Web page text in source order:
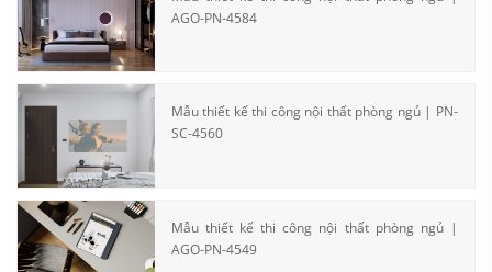
AGO-PN-4584
Mẫu thiết kế thi công nội thất phòng ngủ | PN-
SC-4560
Mẫu thiết kế thi công nội thất phòng ngủ |
AGO-PN-4549